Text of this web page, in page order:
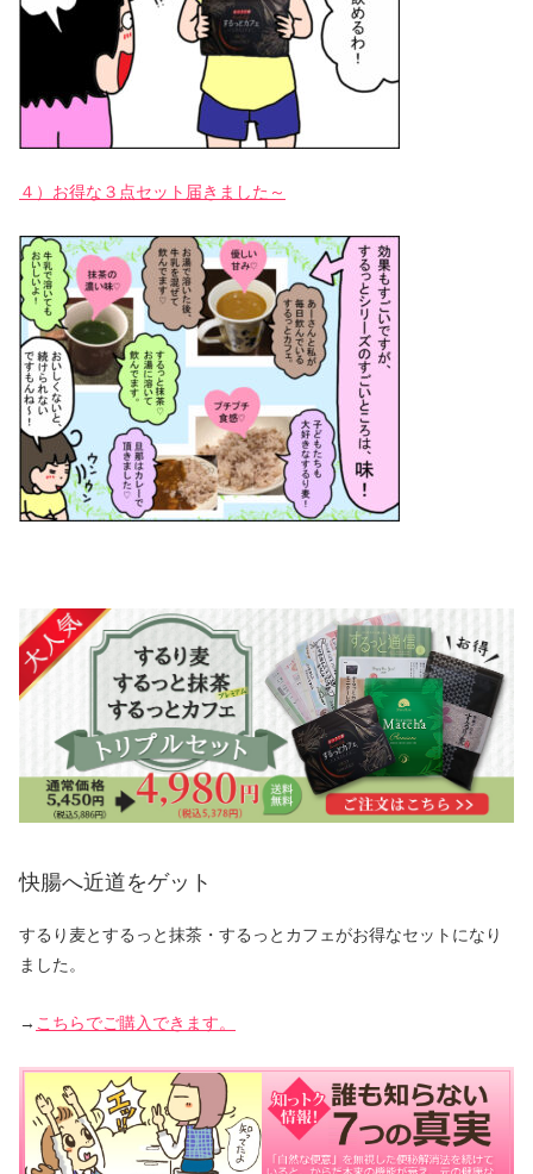
４）お得な３点セット届きました～
快腸へ近道をゲット
するり麦とするっと抹茶・するっとカフェがお得なセットになり
ました。
→ こちらでご購入できます。